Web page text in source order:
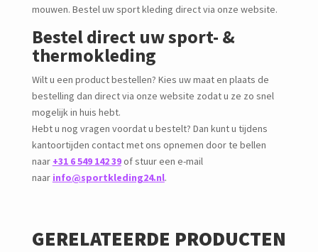
mouwen. Bestel uw sport kleding direct via onze website.
Bestel direct uw sport- &
thermokleding
Wilt u een product bestellen? Kies uw maat en plaats de
bestelling dan direct via onze website zodat u ze zo snel
mogelijk in huis hebt.
Hebt u nog vragen voordat u bestelt? Dan kunt u tijdens
kantoortijden contact met ons opnemen door te bellen
naar +31 6 549 142 39of stuur een e-mail
naar info@sportkleding24.nl.
GERELATEERDE PRODUCTEN